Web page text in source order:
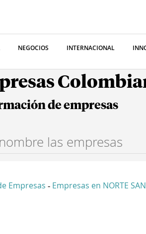
NEGOCIOS INTERNACIONAL
de empresas
Empresas - Empresas en NORTE